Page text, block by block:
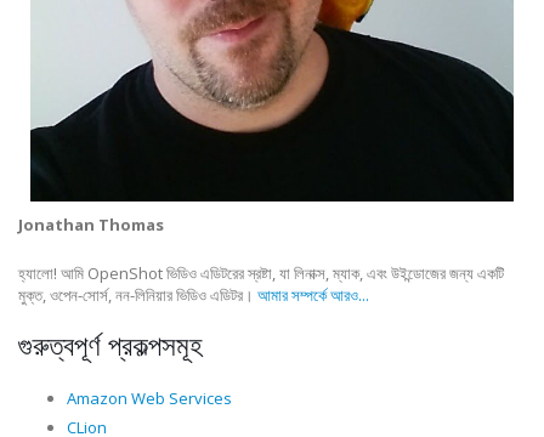
Jonathan Thomas
হ্যালো! আমি OpenShot ভিডিও এডিটরের স্রষ্টা, যা লিনাক্স, ম্যাক, এবং উইন্ডোজের জন্য একটি
মুক্ত, ওপেন-সোর্স, নন-লিনিয়ার ভিডিও এডিটর। আমার সম্পর্কে আরও...
গুরুত্বপূর্ণ প্রকল্পসমূহ
Amazon Web Services
CLion